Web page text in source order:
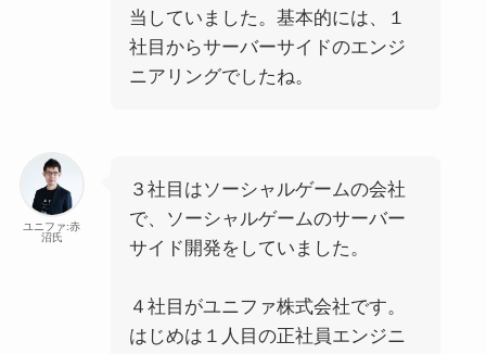
当していました。基本的には、１
社目からサーバーサイドのエンジ
ニアリングでしたね。
ユニファ:赤
沼氏
３社目はソーシャルゲームの会社
で、ソーシャルゲームのサーバー
サイド開発をしていました。
４社目がユニファ株式会社です。
はじめは１人目の正社員エンジニ